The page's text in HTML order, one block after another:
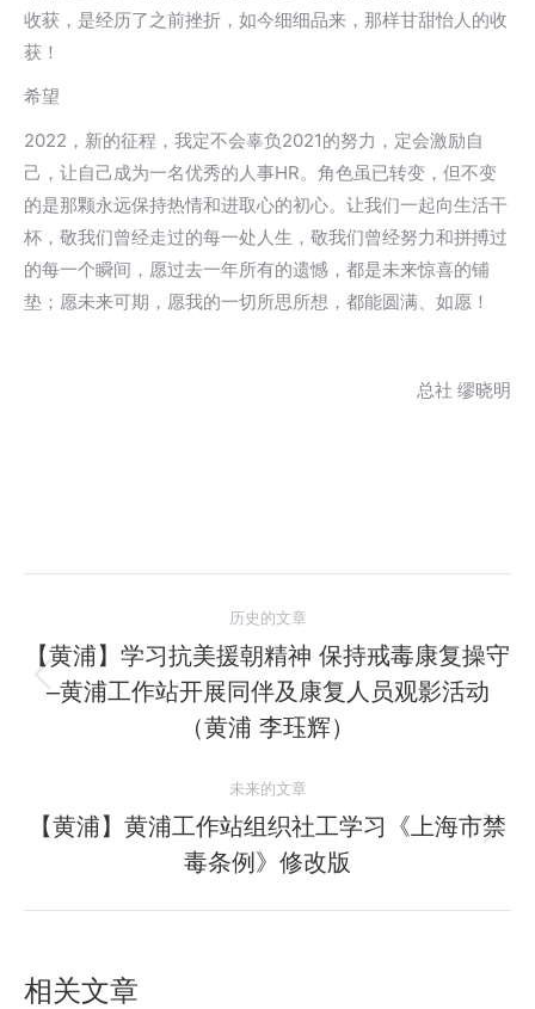
收获，是经历了之前挫折，如今细细品来，那样甘甜怡人的收
获！
希望
2022，新的征程，我定不会辜负2021的努力，定会激励自
己，让自己成为一名优秀的人事HR。角色虽已转变，但不变
的是那颗永远保持热情和进取心的初心。让我们一起向生活干
杯，敬我们曾经走过的每一处人生，敬我们曾经努力和拼搏过
的每一个瞬间，愿过去一年所有的遗憾，都是未来惊喜的铺
垫；愿未来可期，愿我的一切所思所想，都能圆满、如愿！
总社 缪晓明
章
导
历史的文章
历
史
文
章：
【黄浦】学习抗美援朝精神 保持戒毒康复操守
–黄浦工作站开展同伴及康复人员观影活动
（黄浦 李珏辉）
未来的文章
未
来
的
【黄浦】黄浦工作站组织社工学习《上海市禁
毒条例》修改版
相关文章